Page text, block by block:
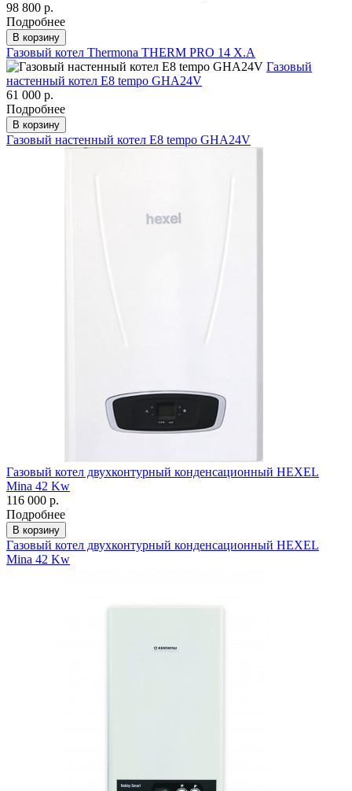
98 800 р.
Подробнее
В корзину
Газовый котел Thermona THERM PRO 14 X.A
Газовый
настенный котел E8 tempo GHA24V
61 000 р.
Подробнее
В корзину
Газовый настенный котел E8 tempo GHA24V
Газовый котел двухконтурный конденсационный HEXEL
Mina 42 Kw
116 000 р.
Подробнее
В корзину
Газовый котел двухконтурный конденсационный HEXEL
Mina 42 Kw